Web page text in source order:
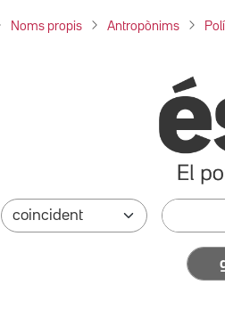
Noms propis Antropònims